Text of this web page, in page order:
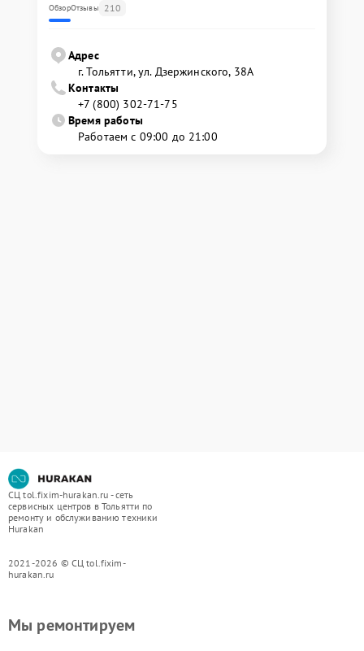
ОбзорОтзывы 210
Адрес
г. Тольятти, ул. Дзержинского, 38А
Контакты
+7 (800) 302-71-75
Время работы
Работаем с 09:00 до 21:00
СЦ tol.fixim-hurakan.ru - сеть
сервисных центров в Тольятти по
ремонту и обслуживанию техники
Hurakan
2021-2026 © СЦ tol.fixim-
hurakan.ru
Мы ремонтируем